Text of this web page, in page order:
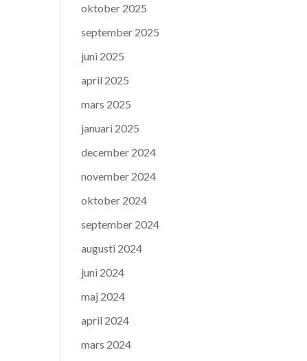
oktober 2025
september 2025
juni 2025
april 2025
mars 2025
januari 2025
december 2024
november 2024
oktober 2024
september 2024
augusti 2024
juni 2024
maj 2024
april 2024
mars 2024